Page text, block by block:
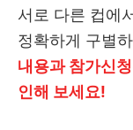
서로 다른 컵에
정확하게 구별
내용과 참가신
인해 보세요!